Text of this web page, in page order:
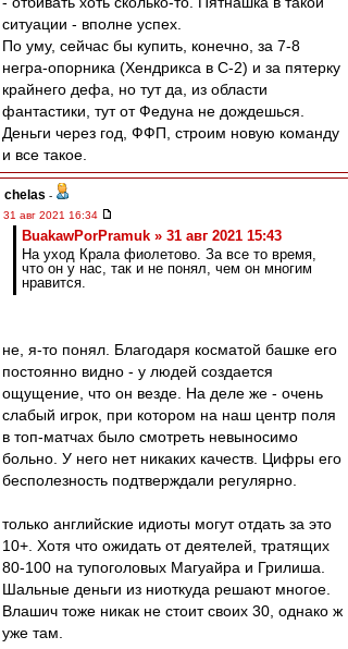
ситуации - вполне успех.
По уму, сейчас бы купить, конечно, за 7-8
негра-опорника (Хендрикса в С-2) и за пятерку
крайнего дефа, но тут да, из области
фантастики, тут от Федуна не дождешься.
Деньги через год, ФФП, строим новую команду
и все такое.
chelas -
31 авг 2021 16:34
BuakawPorPramuk » 31 авг 2021 15:43
На уход Крала фиолетово. За все то время,
что он у нас, так и не понял, чем он многим
нравится.
не, я-то понял. Благодаря косматой башке его
постоянно видно - у людей создается
ощущение, что он везде. На деле же - очень
слабый игрок, при котором на наш центр поля
в топ-матчах было смотреть невыносимо
больно. У него нет никаких качеств. Цифры его
бесполезность подтверждали регулярно.
только английские идиоты могут отдать за это
10+. Хотя что ожидать от деятелей, тратящих
80-100 на тупоголовых Магуайра и Грилиша.
Шальные деньги из ниоткуда решают многое.
Влашич тоже никак не стоит своих 30, однако ж
уже там.